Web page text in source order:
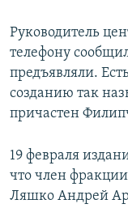
Руководитель
телефону
предъявляли.
созданию так
причастен
19 февраля
что член
Ляшко Андрей